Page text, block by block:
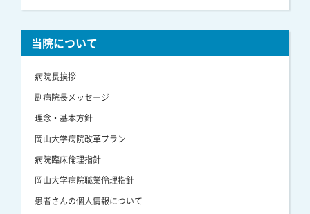
当院について
病院長挨拶
副病院長メッセージ
理念・基本方針
岡山大学病院改革プラン
病院臨床倫理指針
岡山大学病院職業倫理指針
患者さんの個人情報について